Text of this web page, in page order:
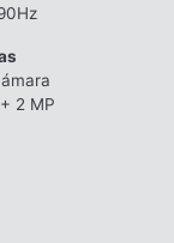
2 MP